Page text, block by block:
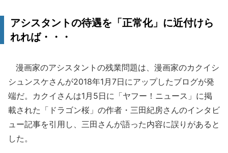
アシスタントの待遇を「正常化」に近付けら
れれば・・・
漫画家のアシスタントの残業問題は、漫画家のカクイシ
シュンスケさんが2018年1月7日にアップしたブログが発
端だ。カクイさんは1月5日に「ヤフー！ニュース」に掲
載された「ドラゴン桜」の作者・三田紀房さんのインタビ
ュー記事を引用し、三田さんが語った内容に誤りがあると
した。